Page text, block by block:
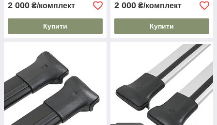
2 000 ₴/комплект
Купити
2 000 ₴/комплект
Купити